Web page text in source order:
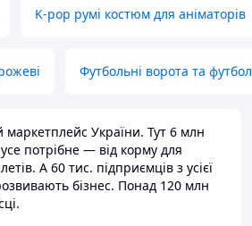
K-pop румі костюм для аніматорів
Футбольні ворота та
України. Тут 6 млн
потрібне — від корму для
А 60 тис. підприємців з усієї
бізнес. Понад 120 млн